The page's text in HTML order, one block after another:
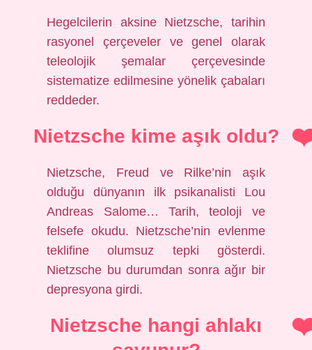
Hegelcilerin aksine Nietzsche, tarihin
rasyonel çerçeveler ve genel olarak
teleolojik şemalar çerçevesinde
sistematize edilmesine yönelik çabaları
reddeder.
Nietzsche kime aşık oldu?
Nietzsche, Freud ve Rilke’nin aşık
olduğu dünyanın ilk psikanalisti Lou
Andreas Salome… Tarih, teoloji ve
felsefe okudu. Nietzsche’nin evlenme
teklifine olumsuz tepki gösterdi.
Nietzsche bu durumdan sonra ağır bir
depresyona girdi.
Nietzsche hangi ahlakı